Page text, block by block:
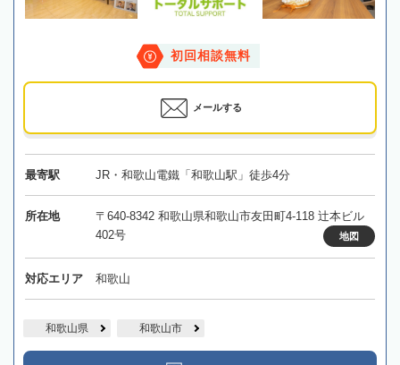
初回相談無料
メールする
最寄駅 JR・和歌山電鐵「和歌山駅」徒歩4分
所在地
〒640-8342 和歌山県和歌山市友田町4-118 辻本ビル
402号
地図
対応エリア 和歌山
和歌山県 和歌山市